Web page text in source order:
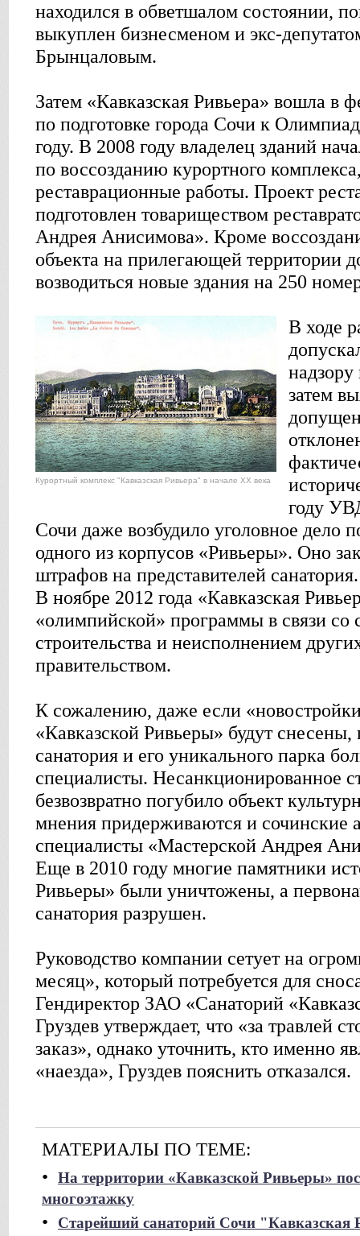
находился в обветшалом состоянии,
выкуплен бизнесменом и экс-
Брынцаловым.
Затем «Кавказская Ривьера» вошла в
по подготовке города Сочи к
году. В 2008 году владелец зданий
по воссозданию курортного
реставрационные работы. Проект
подготовлен товариществом
Андрея Анисимова». Кроме
объекта на прилегающей территории
возводиться новые здания на 250
Курортный комплекс "Кавказская Ривьера" в начале XX века
В ходе
надзору
затем
году
Сочи даже возбудило уголовное дело
одного из корпусов «Ривьеры». Оно
штрафов на представителей санатория.
В ноябре 2012 года «Кавказская
«олимпийской» программы в связи со
строительства и неисполнением
правительством.
К сожалению, даже если
«Кавказской Ривьеры» будут снесены,
санатория и его уникального парка
специалисты. Несанкционированное
безвозвратно погубило объект
мнения придерживаются и сочинские
специалисты «Мастерской Андрея
Еще в 2010 году многие памятники
Ривьеры» были уничтожены, а
санатория разрушен.
Руководство компании сетует на
месяц», который потребуется для
Гендиректор ЗАО «Санаторий
Груздев утверждает, что «за травлей
заказ», однако уточнить, кто именно
«наезда», Груздев пояснить отказался.
МАТЕРИАЛЫ ПО ТЕМЕ:
• На территории «Кавказской Ривьеры»
многоэтажку
•
Старейший санаторий Сочи "Кавказская